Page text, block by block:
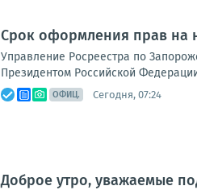
Срок оформления прав на
Управление Росреестра по
Президентом Российской
ОФИЦ. Сегодня, 07:24
Доброе утро, уважаемые